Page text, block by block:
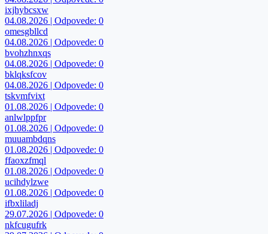
ixjhybcsxw
04.08.2026 | Odpovede: 0
omesgbllcd
04.08.2026 | Odpovede: 0
bvohzhnxqs
04.08.2026 | Odpovede: 0
bklqksfcov
04.08.2026 | Odpovede: 0
tskvmfvixt
01.08.2026 | Odpovede: 0
anlwlppfpr
01.08.2026 | Odpovede: 0
muuambdqns
01.08.2026 | Odpovede: 0
ffaoxzfmql
01.08.2026 | Odpovede: 0
ucihdylzwe
01.08.2026 | Odpovede: 0
ifbxliladj
29.07.2026 | Odpovede: 0
nkfcugufrk